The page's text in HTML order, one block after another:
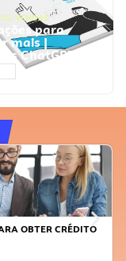
, VENDAS
ações para
mais |
ChatGPT
OBTER CRÉDITO